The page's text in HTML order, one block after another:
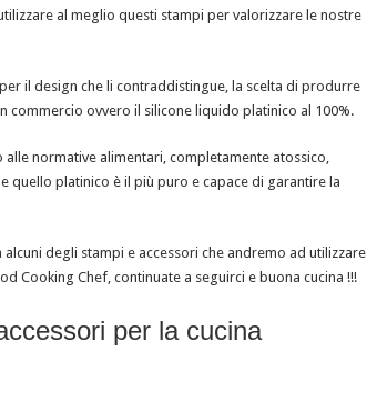
al meglio questi stampi per valorizzare le nostre
, per il design che li contraddistingue, la scelta di produrre
commercio ovvero il silicone liquido platinico al 100%.
normative alimentari, completamente atossico,
quello platinico è il più puro e capace di garantire la
degli stampi e accessori che andremo ad utilizzare
Cooking Chef, continuate a seguirci e buona cucina !!!
per la cucina